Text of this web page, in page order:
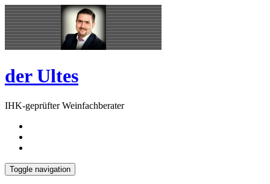
Skip
to
content
Open
Sidebar
der Ultes
IHK-geprüfter Weinfachberater
Toggle navigation